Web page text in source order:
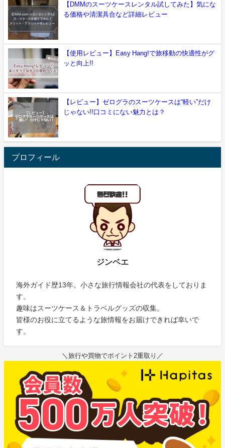
【DMMのスーツケースレンタル試してみた】気にな
る価格や清潔具合など詳細レビュー
【使用レビュー】Easy Hang!で旅移動の快適性がグ
ッと向上!!
【レビュー】ゼログラのスーツケースは“軽い”だけ
じゃない!!口コミにない魅力とは？
プロフィール
ジンベエ
海外ガイド歴13年。小さな旅行情報会社の代表をしておりま
す。
趣味はスーツケース＆トラベルグッズの収集。
皆様のお役に立てるような旅情報をお届けできれば幸いで
す。
＼旅行や買物でポイント2重取り／